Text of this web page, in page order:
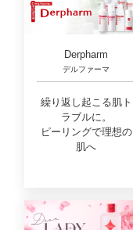
Derpharm
デルファーマ
繰り返し起こる肌ト
ラブルに。
ピーリングで理想の
肌へ